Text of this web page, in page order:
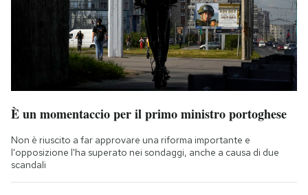
È un momentaccio per il primo ministro portoghese
Non è riuscito a far approvare una riforma importante e
l'opposizione l'ha superato nei sondaggi, anche a causa di due
scandali